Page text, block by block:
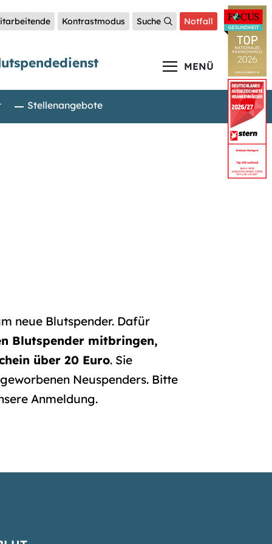
Kontrastmodus Suche Notfall
MENÜ
Stellenangebote
neue Blutspender. Dafür
Blutspender mitbringen,
über 20 Euro. Sie
Neuspenders. Bitte
Anmeldung.